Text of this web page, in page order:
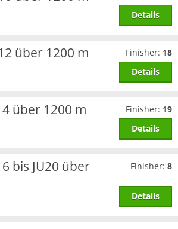
Details
über 1200 m Finisher: 18
Details
über 1200 m Finisher: 19
Details
bis JU20 über Finisher: 8
Details